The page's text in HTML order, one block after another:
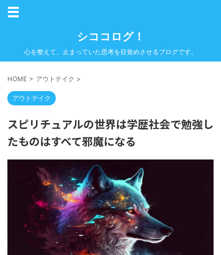
シココログ！
心を整えて、止まっていた思考を目覚めさせるブログです。
HOME > アウトテイク >
アウトテイク
スピリチュアルの世界は学歴社会で勉強し
たものはすべて邪魔になる